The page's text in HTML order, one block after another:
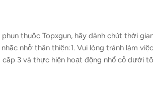
thuốc Topxgun, hãy dành chút thời
nhở thân thiện:1. Vui lòng tránh làm
3 và thực hiện hoạt động nhổ cỏ dưới
tốTác dụngThuốc trừ sâuChọn loại